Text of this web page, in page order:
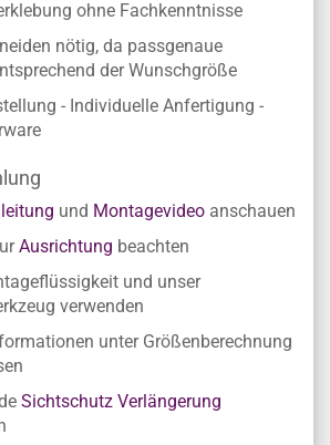
ohne Fachkenntnisse
nötig, da passgenaue
der Wunschgröße
- Individuelle Anfertigung -
und Montagevideo anschauen
Ausrichtung beachten
und unser
verwenden
unter Größenberechnung
Sichtschutz Verlängerung